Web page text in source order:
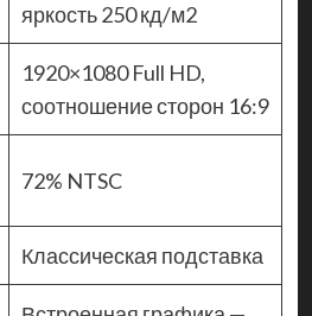
яркость 250 кд/м2
1920×1080 Full HD,
соотношение сторон 16:9
72% NTSC
Классическая подставка